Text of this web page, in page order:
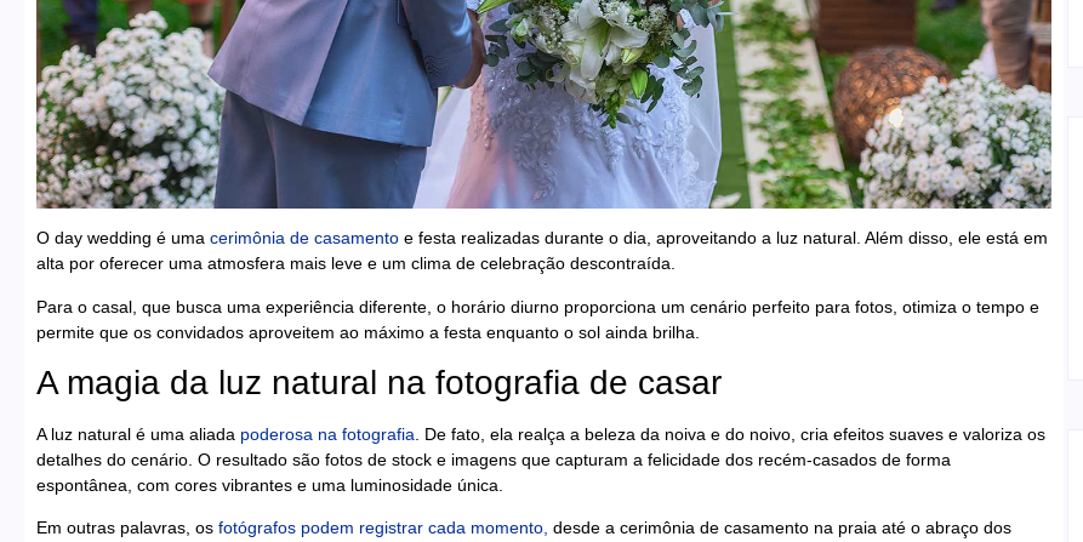
O day wedding é uma cerimônia de casamento e festa realizadas durante o dia, aproveitando a luz natural. Além disso, ele está em
alta por oferecer uma atmosfera mais leve e um clima de celebração descontraída.
Para o casal, que busca uma experiência diferente, o horário diurno proporciona um cenário perfeito para fotos, otimiza o tempo e
permite que os convidados aproveitem ao máximo a festa enquanto o sol ainda brilha.
A magia da luz natural na fotografia de casar
A luz natural é uma aliada poderosa na fotografia . De fato, ela realça a beleza da noiva e do noivo, cria efeitos suaves e valoriza os
detalhes do cenário. O resultado são fotos de stock e imagens que capturam a felicidade dos recém-casados de forma
espontânea, com cores vibrantes e uma luminosidade única.
Em outras palavras, os fotógrafos podem registrar cada momento, desde a cerimônia de casamento na praia até o abraço dos